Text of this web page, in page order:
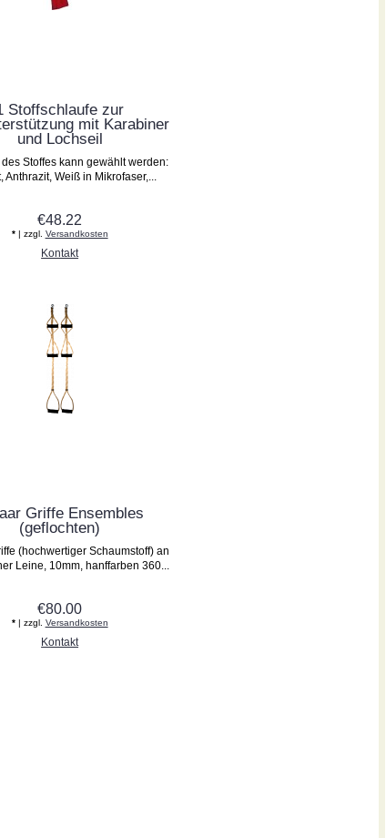
Stoffschlaufe zur
mit Karabiner
und Lochseil
Stoffes kann gewählt werden:
Anthrazit, Weiß in Mikrofaser,...
€48.22
*| zzgl. Versandkosten
Kontakt
Griffe Ensembles
(geflochten)
(hochwertiger Schaumstoff) an
Leine, 10mm, hanffarben 360...
€80.00
*| zzgl. Versandkosten
Kontakt